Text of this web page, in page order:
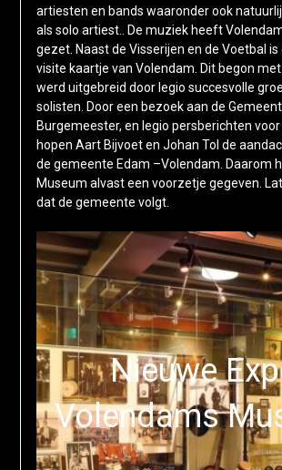
artiesten en bands waaronder ook
als solo artiest.. De muziek heeft
gezet. Naast de Visserijen en de Voetbal
visite kaartje van Volendam. Dit begon
werd uitgebreid door legio succesvolle
solisten. Door een bezoek aan de
Burgemeester, en legio persberichten
hopen Aart Bijvoet en Johan Tol de
de gemeente Edam –Volendam. Daarom
Museum alvast een voorzetje gegeven.
dat de gemeente volgt.
Nieuwe
Volendams